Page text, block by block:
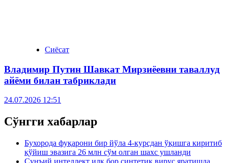
Сиёсат
Владимир Путин Шавкат Мирзиёевни таваллуд
айёми билан табриклади
24.07.2026 12:51
Сўнгги хабарлар
Бухорода фуқарони бир йўла 4-курсдан ўқишга киритиб
қўйиш эвазига 26 млн сўм олган шахс ушланди